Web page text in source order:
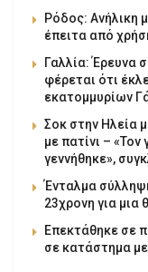
Ρόδος: Ανήλικη
έπειτα από
Γαλλία: Έρευνα
φέρεται ότι
εκατομμυρίων
Σοκ στην Ηλεία
με πατίνι –
γεννήθηκε»,
Ένταλμα
23χρονη για μια
Επεκτάθηκε σε
σε κατάστημα